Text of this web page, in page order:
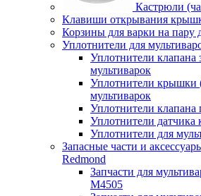
Кастрюли
Клавиши открывания
Корзины для варки на пару
Уплотнители для
Уплотнители клапана
мультиварок
Уплотнители крышки
мультиварок
Уплотнители клапана
Уплотнители
Уплотнители для
Запасные части и
Redmond
Запчасти для
M4505